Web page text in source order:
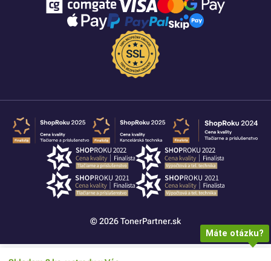
© 2026 TonerPartner.sk
Máte otázku?